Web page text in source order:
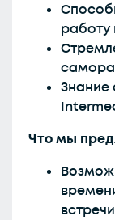
работу
Знание
Что мы